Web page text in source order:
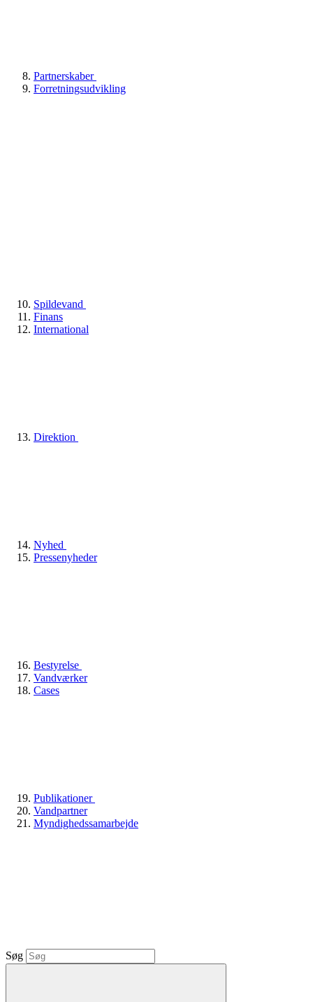
Partnerskaber
Forretningsudvikling
Spildevand
Finans
International
Direktion
Nyhed
Pressenyheder
Bestyrelse
Vandværker
Cases
Publikationer
Vandpartner
Myndighedssamarbejde
Søg